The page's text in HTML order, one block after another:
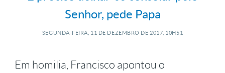
Senhor, pede Papa
SEGUNDA-FEIRA, 11 DE DEZEMBRO DE 2017, 10H51
Em homilia, Francisco apontou o